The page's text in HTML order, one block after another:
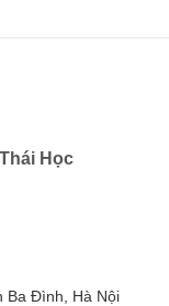
Học
Ba Ðình, Hà Nội